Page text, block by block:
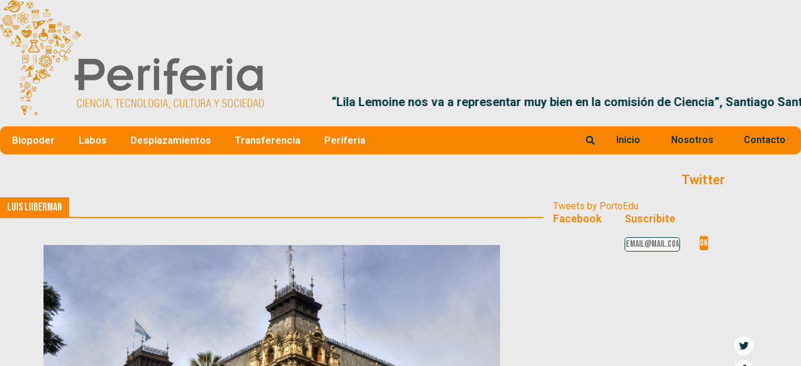
“Lila Lemoine nos va a representar muy bien en la comisión de Ciencia”, Santiago Santurio
Biopoder Labos Desplazamientos Transferencia Periferia Inicio Nosotros Contacto
Luis Liiberman
Twitter
Tweets by PortoEdu
Facebook Suscribite